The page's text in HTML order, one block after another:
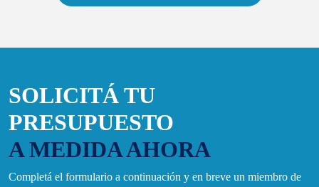
SOLICITÁ TU
PRESUPUESTO
A MEDIDA AHORA
Completá el formulario a continuación y en breve un miembro de